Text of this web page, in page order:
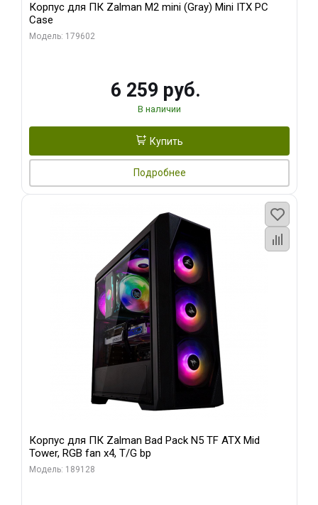
Корпус для ПК Zalman M2 mini (Gray) Mini ITX PC
Case
Модель: 179602
6 259 руб.
В наличии
Купить
Подробнее
Корпус для ПК Zalman Bad Pack N5 TF ATX Mid
Tower, RGB fan x4, T/G bp
Модель: 189128